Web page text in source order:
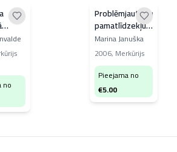
no
Problēmjautājumi
pamatlīdzekļu
uzskaites jomā.
Grāmatvedība
un nodokļi
nomas
attiecībās
Marina Januška
2006, Merkūrijs
Pieejama no
€5.00